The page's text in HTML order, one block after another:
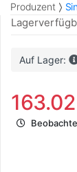
Produzent
Auf Lager: